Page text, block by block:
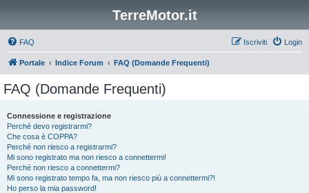
TerreMotor.it
FAQ Login
Iscriviti
Portale Indice Forum FAQ (Domande Frequenti)
FAQ (Domande Frequenti)
Connessione e registrazione
Perché devo registrarmi?
Che cosa è COPPA?
Perché non riesco a registrarmi?
Mi sono registrato ma non riesco a connettermi!
Perché non riesco a connettermi?
Mi sono registrato tempo fa, ma non riesco più a connettermi?!
Ho perso la mia password!